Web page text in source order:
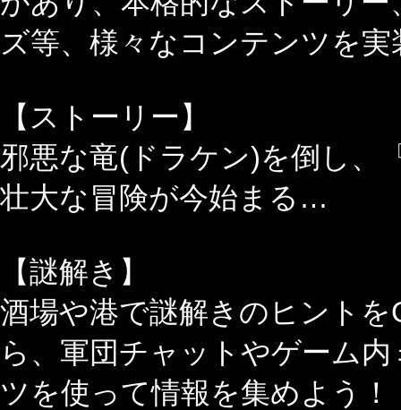
ズ等、様々なコンテンツを
【ストーリー】
邪悪な竜(ドラケン)を倒し、
壮大な冒険が今始まる…
【謎解き】
酒場や港で謎解きのヒント
ら、軍団チャットやゲーム
ツを使って情報を集めよう！